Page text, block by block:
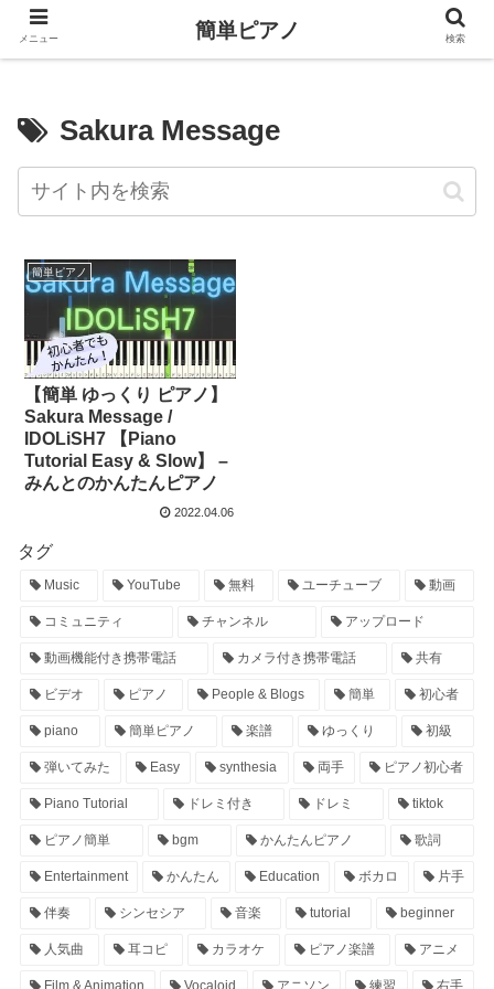
Sakura Message
簡単ピアノ
【簡単 ゆっくり ピアノ】
Sakura Message /
IDOLiSH7 【Piano
Tutorial Easy & Slow】 –
みんとのかんたんピアノ
2022.04.06
タグ
Music YouTube 無料 ユーチューブ 動画
コミュニティ チャンネル アップロード
動画機能付き携帯電話 カメラ付き携帯電話 共有
ビデオ ピアノ People & Blogs 簡単 初心者
piano 簡単ピアノ 楽譜 ゆっくり 初級
弾いてみた Easy synthesia 両手 ピアノ初心者
Piano Tutorial ドレミ付き ドレミ tiktok
ピアノ簡単 bgm かんたんピアノ 歌詞
Entertainment かんたん Education ボカロ 片手
伴奏 シンセシア 音楽 tutorial beginner
人気曲 耳コピ カラオケ ピアノ楽譜 アニメ
Film & Animation Vocaloid アニソン 練習 右手
メニュー 簡単ピアノ 検索